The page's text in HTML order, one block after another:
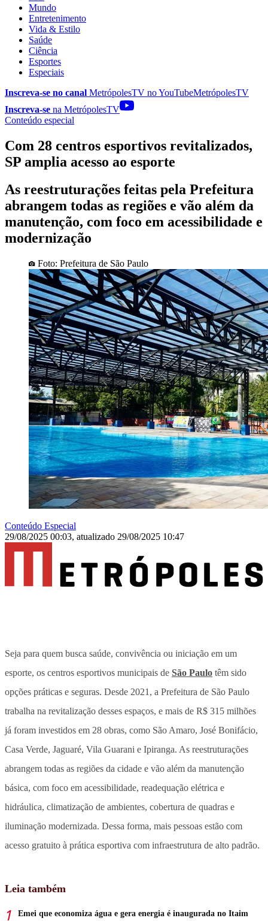
Mundo
Entretenimento
Vida & Estilo
Saúde
Ciência
Esportes
Especiais
Inscreva-se no canal MetrópolesTV noYouTubeMetrópolesTV
Inscreva-se na MetrópolesTV
Conteúdo especial
Com 28 centros esportivos revitalizados,
SP amplia acesso ao esporte
As reestruturações feitas pela Prefeitura
abrangem todas as regiões e vão além da
manutenção, com foco em acessibilidade e
modernização
Foto: Prefeitura de São Paulo
Conteúdo Especial
29/08/2025 00:03, atualizado 29/08/2025 10:47
Seja para quem busca saúde, convivência ou iniciação em um
esporte, os centros esportivos municipais de São Paulo têm sido
opções práticas e seguras. Desde 2021, a Prefeitura de São Paulo
trabalha na revitalização desses espaços, e mais de R$ 315 milhões
já foram investidos em 28 obras, como São Amaro, José Bonifácio,
Casa Verde, Jaguaré, Vila Guarani e Ipiranga. As reestruturações
abrangem todas as regiões da cidade e vão além da manutenção
básica, com foco em acessibilidade, readequação elétrica e
hidráulica, climatização de ambientes, cobertura de quadras e
iluminação modernizada. Dessa forma, mais pessoas estão com
acesso gratuito à prática esportiva com infraestrutura de alto padrão.
Leia também
Emei que economiza água e gera energia é inaugurada no Itaim